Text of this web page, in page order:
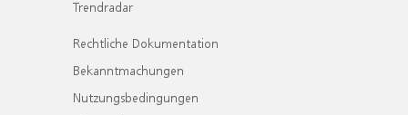
Trendradar
Rechtliche Dokumentation
Bekanntmachungen
Nutzungsbedingungen